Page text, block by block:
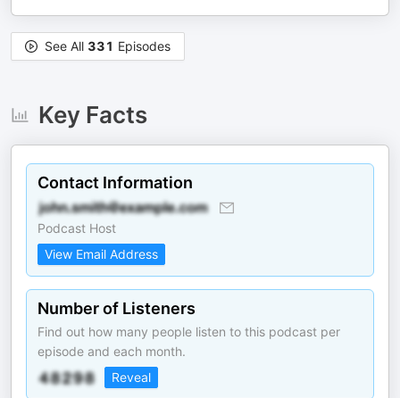
See All 331 Episodes
Key Facts
Contact Information
Podcast Host
View Email Address
Number of Listeners
Find out how many people listen to this podcast per
episode and each month.
Reveal